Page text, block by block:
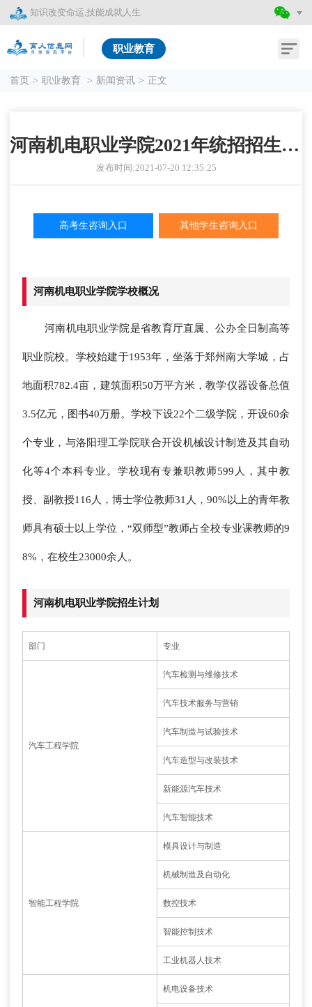
知识改变命运,技能成就人生
职业教育
首页 > 职业教育 > 新闻资讯 > 正文
河南机电职业学院2021年统招招生简章
发布时间:2021-07-20 12:35:25
高考生咨询入口 其他学生咨询入口
河南机电职业学院学校概况
河南机电职业学院是省教育厅直属、公办全日制高等
职业院校。学校始建于1953年，坐落于郑州南大学城，占
地面积782.4亩，建筑面积50万平方米，教学仪器设备总值
3.5亿元，图书40万册。学校下设22个二级学院，开设60余
个专业，与洛阳理工学院联合开设机械设计制造及其自动
化等4个本科专业。学校现有专兼职教师599人，其中教
授、副教授116人，博士学位教师31人，90%以上的青年教
师具有硕士以上学位，“双师型”教师占全校专业课教师的9
8%，在校生23000余人。
河南机电职业学院招生计划
部门 专业
汽车工程学院
汽车检测与维修技术
汽车技术服务与营销
汽车制造与试验技术
汽车造型与改装技术
新能源汽车技术
汽车智能技术
智能工程学院
模具设计与制造
机械制造及自动化
数控技术
智能控制技术
工业机器人技术
机电设备技术